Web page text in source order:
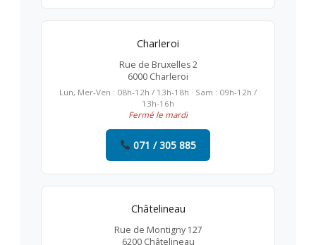
Charleroi
Rue de Bruxelles 2
6000 Charleroi
Lun, Mer-Ven : 08h-12h / 13h-18h · Sam : 09h-12h /
13h-16h
Fermé le mardi
071 / 305 885
Châtelineau
Rue de Montigny 127
6200 Châtelineau